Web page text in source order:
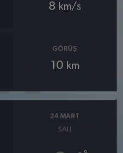
8 km/s
GÖRÜŞ
10 km
24 MART
SALI